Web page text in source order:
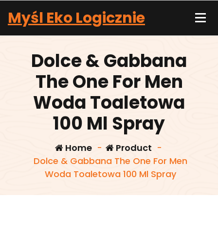
content
Myśl Eko Logicznie
Dolce & Gabbana
The One For Men
Woda Toaletowa
100 Ml Spray
Home- Product -
Dolce & Gabbana The One For Men
Woda Toaletowa 100 Ml Spray